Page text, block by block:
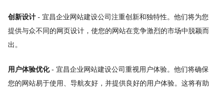
创新设计- 宜昌企业网站建设公司注重创新和独特性。他们将为您
提供与众不同的网页设计，使您的网站在竞争激烈的市场中脱颖而
出。
用户体验优化- 宜昌企业网站建设公司重视用户体验。他们将确保
您的网站易于使用、导航友好，并提供良好的用户体验。这将有助